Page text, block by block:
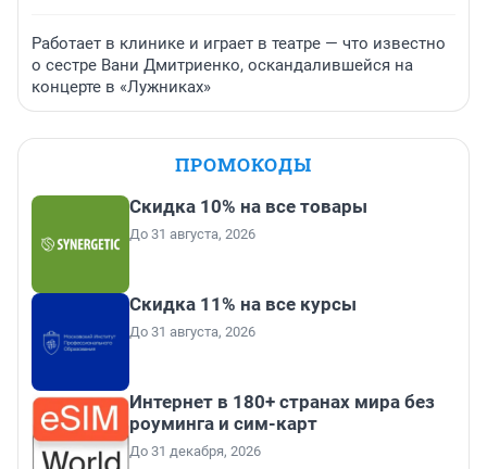
Работает в клинике и играет в театре — что известно
о сестре Вани Дмитриенко, оскандалившейся на
концерте в «Лужниках»
ПРОМОКОДЫ
Скидка 10% на все товары
До 31 августа, 2026
Скидка 11% на все курсы
До 31 августа, 2026
Интернет в 180+ странах мира без
роуминга и сим-карт
До 31 декабря, 2026